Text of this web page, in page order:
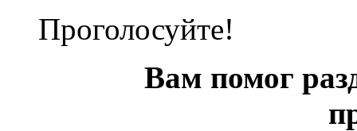
Проголосуйте!
Вам помог